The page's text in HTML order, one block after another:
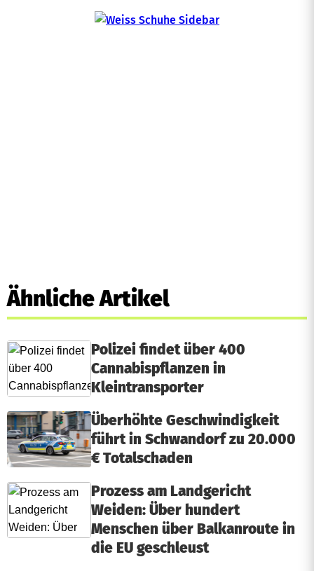
Ähnliche Artikel
Polizei findet über 400
Cannabispflanzen in
Kleintransporter
Überhöhte Geschwindigkeit
führt in Schwandorf zu 20.000
€ Totalschaden
Prozess am Landgericht
Weiden: Über hundert
Menschen über Balkanroute in
die EU geschleust